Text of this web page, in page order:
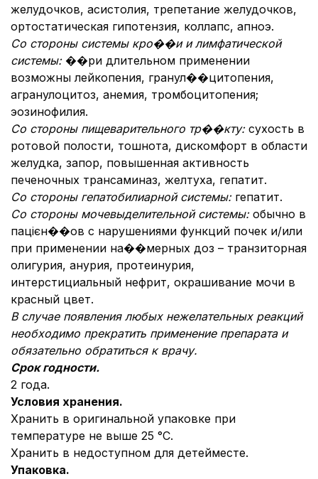
желудочков, асистолия, трепетание желудочков,
ортостатическая гипотензия, коллапс, апноэ.
Со стороны системы кро��и и лимфатической
системы: ��ри длительном применении
возможны лейкопения, гранул��цитопения,
агранулоцитоз, анемия, тромбоцитопения;
эозинофилия.
Со стороны пищеварительного тр��кту: сухость в
ротовой полости, тошнота, дискомфорт в области
желудка, запор, повышенная активность
печеночных трансаминаз, желтуха, гепатит.
Со стороны гепатобилиарной системы: гепатит.
Со стороны мочевыделительной системы: обычно в
пацієн��ов с нарушениями функций почек и/или
при применении на��мерных доз – транзиторная
олигурия, анурия, протеинурия,
интерстициальный нефрит, окрашивание мочи в
красный цвет.
В случае появления любых нежелательных реакций
необходимо прекратить применение препарата и
обязательно обратиться к врачу.
Срок годности.
2 года.
Условия хранения.
Хранить в оригинальной упаковке при
температуре не выше 25 °С.
Хранить в недоступном для детейместе.
Упаковка.